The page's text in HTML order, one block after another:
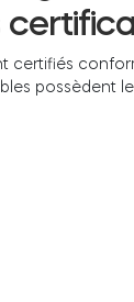
certifiés
possèdent